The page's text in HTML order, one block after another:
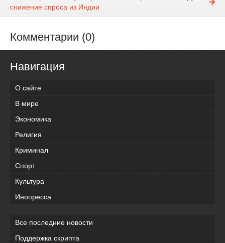
снижение спроса из Индии
Комментарии (0)
Навигация
О сайте
В мире
Экономика
Религия
Криминал
Спорт
Культура
Инопресса
Все последние новости
Поддержка скрипта